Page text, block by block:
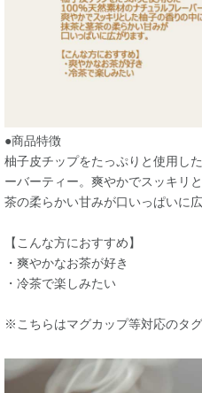
●商品特徴
柚子皮チップをたっぷりと使用し
ーバーティー。爽やかでスッキリ
茶の柔らかい甘みが口いっぱいに広
【こんな方におすすめ】
・爽やかなお茶が好き
・冷茶で楽しみたい
※こちらはマグカップ等対応のタ